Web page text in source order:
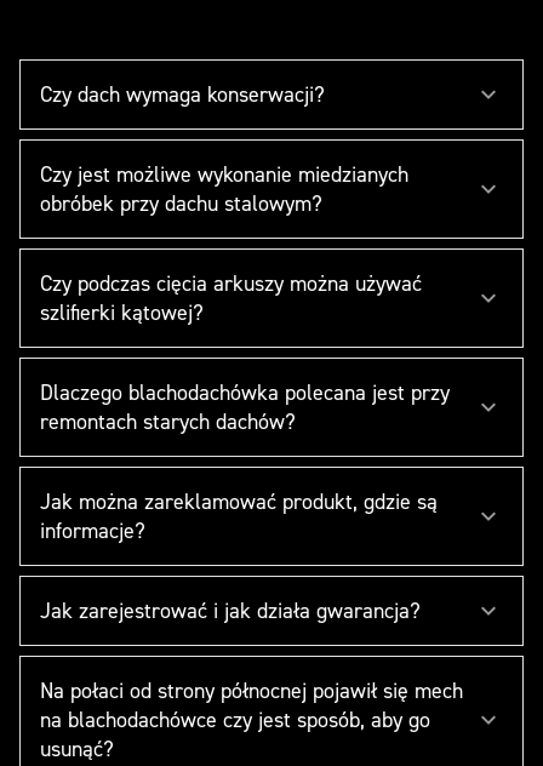
Czy dach wymaga konserwacji?
Czy jest możliwe wykonanie miedzianych
obróbek przy dachu stalowym?
Czy podczas cięcia arkuszy można używać
szlifierki kątowej?
Dlaczego blachodachówka polecana jest przy
remontach starych dachów?
Jak można zareklamować produkt, gdzie są
informacje?
Jak zarejestrować i jak działa gwarancja?
Na połaci od strony północnej pojawił się mech
na blachodachówce czy jest sposób, aby go
usunąć?